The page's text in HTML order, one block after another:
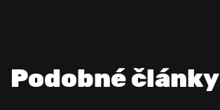
Podobné články